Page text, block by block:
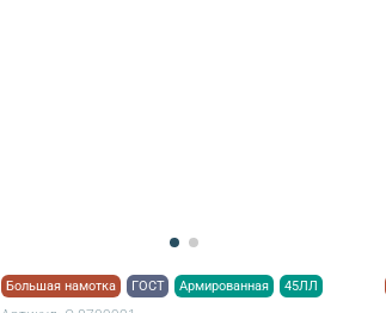
Большая намотка ГОСТ Армированная 45ЛЛ